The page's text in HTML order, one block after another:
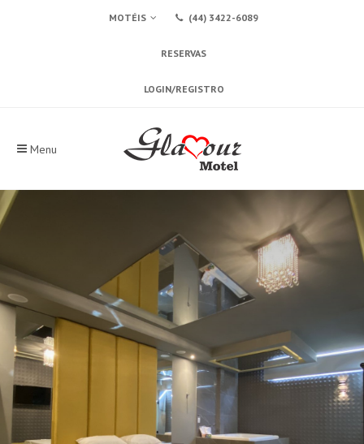
MOTÉIS (44) 3422-6089
RESERVAS
LOGIN/REGISTRO
Menu